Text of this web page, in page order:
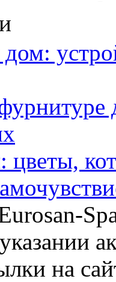
цветы,
на